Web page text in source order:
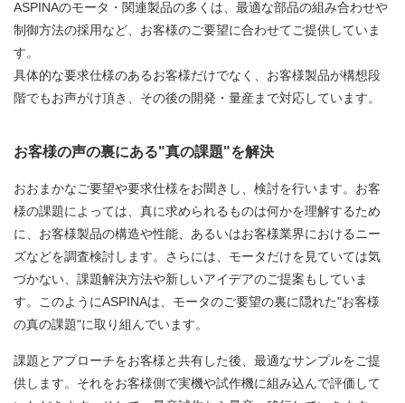
ASPINAのモータ・関連製品の多くは、最適な部品の組み合わせや
制御方法の採用など、お客様のご要望に合わせてご提供していま
す。
具体的な要求仕様のあるお客様だけでなく、お客様製品が構想段
階でもお声がけ頂き、その後の開発・量産まで対応しています。
お客様の声の裏にある"真の課題"を解決
おおまかなご要望や要求仕様をお聞きし、検討を行います。お客
様の課題によっては、真に求められるものは何かを理解するため
に、お客様製品の構造や性能、あるいはお客様業界におけるニー
ズなどを調査検討します。さらには、モータだけを見ていては気
づかない、課題解決方法や新しいアイデアのご提案もしていま
す。このようにASPINAは、モータのご要望の裏に隠れた"お客様
の真の課題"に取り組んでいます。
課題とアプローチをお客様と共有した後、最適なサンプルをご提
供します。それをお客様側で実機や試作機に組み込んで評価して